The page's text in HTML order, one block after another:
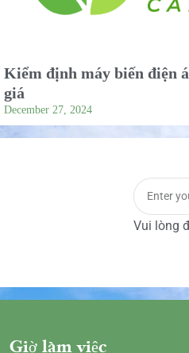
Kiểm định máy biến điện
giá
December 27, 2024
Vui lòng
Giờ làm việc